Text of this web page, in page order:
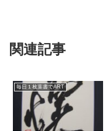
関連記事
毎日１枚葉書でART